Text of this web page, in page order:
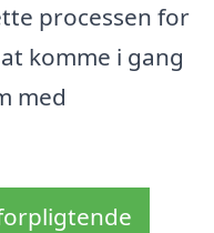
processen for
komme i gang
med